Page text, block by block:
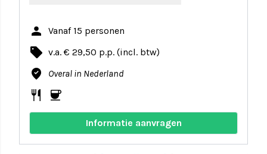
person Vanaf 15 personen
local_offer v.a. € 29,50 p.p. (incl. btw)
where_to_vote Overal in Nederland
restaurant coffee
Informatie aanvragen